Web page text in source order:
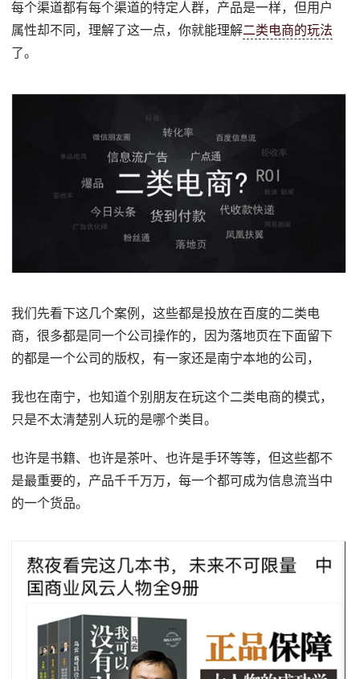
每个渠道都有每个渠道的特定人群，产品是一样，但用户
属性却不同，理解了这一点，你就能理解二类电商的玩法
了。
我们先看下这几个案例，这些都是投放在百度的二类电
商，很多都是同一个公司操作的，因为落地页在下面留下
的都是一个公司的版权，有一家还是南宁本地的公司，
我也在南宁，也知道个别朋友在玩这个二类电商的模式，
只是不太清楚别人玩的是哪个类目。
也许是书籍、也许是茶叶、也许是手环等等，但这些都不
是最重要的，产品千千万万，每一个都可成为信息流当中
的一个货品。